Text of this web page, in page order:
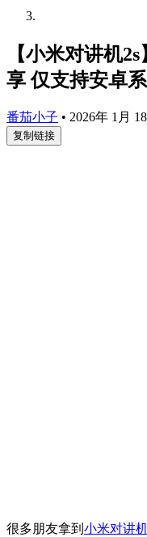
【小米对讲机
享 仅支持安卓
番茄小子 • 2026年 1月
复制链接
很多朋友拿到 小米对讲